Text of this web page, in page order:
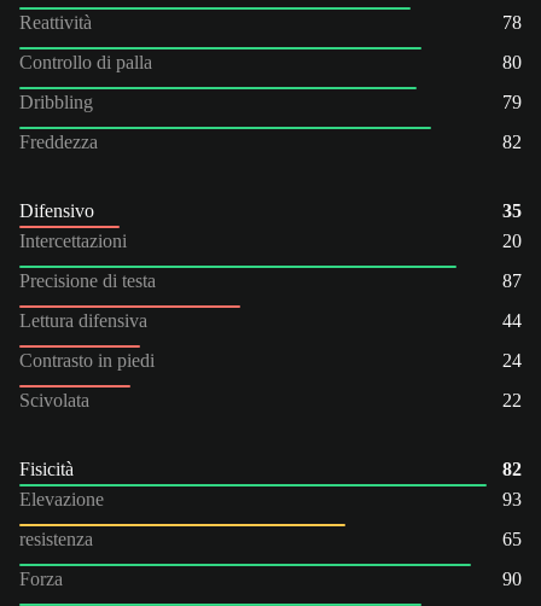
Reattività
78
Controllo di palla
80
Dribbling
79
Freddezza
82
Difensivo
35
Intercettazioni
20
Precisione di testa
87
Lettura difensiva
44
Contrasto in piedi
24
Scivolata
22
Fisicità
82
Elevazione
93
resistenza
65
Forza
90